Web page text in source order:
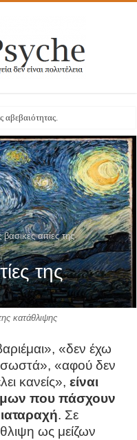
αβεβαιότητας.
βασικές αιτίες της
της
κατάθλιψης
«δεν έχω
«αφού δεν
κανείς»,είναι
που πάσχουν
. Σε
ως μείζων